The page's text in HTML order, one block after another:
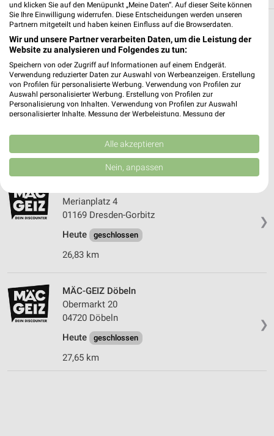
Filialen in der Umgebung
3 Filialen
MÄC-GEIZ Mittweida
Rochlitzer Straße 4-8
09648 Mittweida
26,67 km
❯
Merianplatz 4
01169 Dresden-Gorbitz
Heute
geschlossen
26,83 km
❯
MÄC-GEIZ Döbeln
Obermarkt 20
04720 Döbeln
Heute
geschlossen
27,65 km
und klicken Sie auf den Menüpunkt „Meine Daten“. Auf dieser Seite können
Sie Ihre Einwilligung widerrufen. Diese Entscheidungen werden unseren
Partnern mitgeteilt und haben keinen Einfluss auf die Browserdaten.
Wir und unsere Partner verarbeiten Daten, um die Leistung der
Website zu analysieren und Folgendes zu tun:
Speichern von oder Zugriff auf Informationen auf einem Endgerät.
Verwendung reduzierter Daten zur Auswahl von Werbeanzeigen. Erstellung
von Profilen für personalisierte Werbung. Verwendung von Profilen zur
Auswahl personalisierter Werbung. Erstellung von Profilen zur
Personalisierung von Inhalten. Verwendung von Profilen zur Auswahl
personalisierter Inhalte. Messung der Werbeleistung. Messung der
Kombinationen von Daten aus verschiedenen Quellen. Entwicklung und
Verbesserung der Angebote. Verwendung reduzierter Daten zur Auswahl
von Inhalten.
Daten können außerhalb der Europäischen Union weitergegeben und in die
Website/App.
Partnerliste anzeigen (1 IAB-Anbieter)
Wir nutzen Ihre Daten für folgende Zwecke:
IAB-Verarbeitungszwecke:
Speichern von oder Zugriff auf Informationen
Verwendung reduzierter Daten zur Auswahl von
Werbeanzeigen
Erstellung von Profilen für personalisierte
Alle akzeptieren
Nein, anpassen